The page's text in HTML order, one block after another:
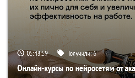
05:48:58 Получили:6
Онлайн-курсы по нейросетям от